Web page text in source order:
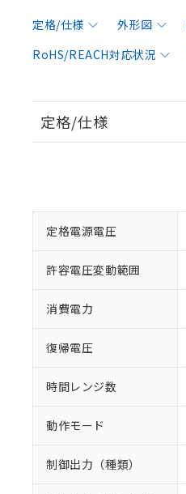
定格/仕様 外形図
RoHS/REACH対応状況
定格/仕様
定格電源電圧
許容電圧変動範囲
消費電力
復帰電圧
時間レンジ数
動作モード
制御出力（種類）